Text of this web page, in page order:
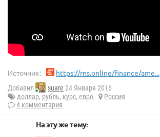
Источник: https://rns.online/finance/ame...
Добавил suare 24 Января 2016
доллар, рубль, курс, евро
Россия
4 комментария
На эту же тему: